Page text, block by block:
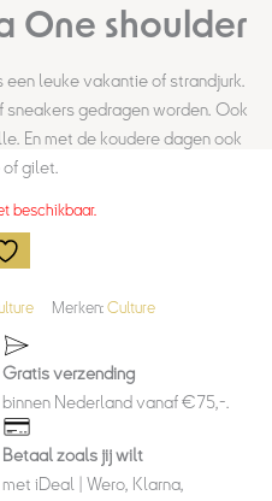
One shoulder
een leuke vakantie of strandjurk.
sneakers gedragen worden. Ook
En met de koudere dagen ook
gilet.
beschikbaar.
Merken: Culture
Gratis verzending
binnen Nederland vanaf €75,-.
Betaal zoals jij wilt
met iDeal | Wero, Klarna,